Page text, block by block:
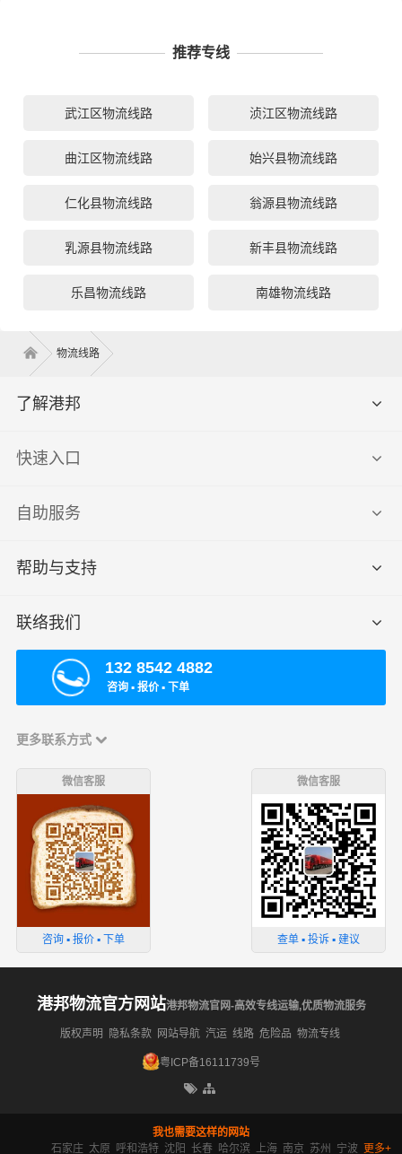
推荐专线
武江区物流线路 浈江区物流线路
曲江区物流线路 始兴县物流线路
仁化县物流线路 翁源县物流线路
乳源县物流线路 新丰县物流线路
乐昌物流线路 南雄物流线路
物流线路
了解港邦
快速入口
自助服务
帮助与支持
联络我们
132 8542 4882
咨询 ▪ 报价 ▪ 下单
更多联系方式
微信客服
咨询 ▪ 报价 ▪ 下单
微信客服
查单 ▪ 投诉 ▪ 建议
港邦物流官方网站港邦物流官网-高效专线运输,优质物流服务
版权声明 隐私条款 网站导航 汽运 线路 危险品 物流专线
粤ICP备16111739号
我也需要这样的网站
石家庄 太原 呼和浩特 沈阳 长春 哈尔滨 上海 南京 苏州 宁波 更多+